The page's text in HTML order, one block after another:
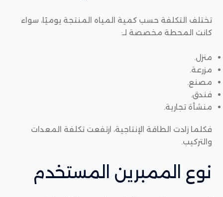
تختلف التكلفة حسب كمية المياه المنتجة يوميًا، سواء
كانت المحطة مخصصة لـ:
منزل.
مزرعة.
مصنع.
فندق.
منشأة تجارية.
فكلما زادت الطاقة الإنتاجية، ارتفعت تكلفة المعدات
والتركيب.
نوع الممبرين المستخدم